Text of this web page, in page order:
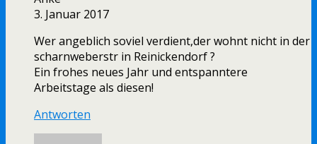
3. Januar 2017
Wer angeblich soviel verdient,der wohnt nicht in der
scharnweberstr in Reinickendorf ?
Ein frohes neues Jahr und entspanntere
Arbeitstage als diesen!
Antworten